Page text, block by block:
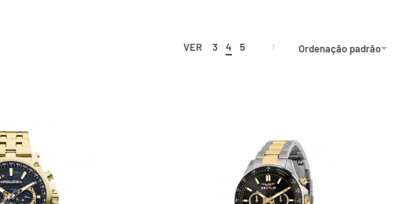
VER 3 4 5 Ordenação padrão